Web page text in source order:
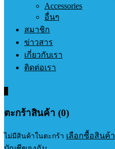
Accessories
อื่นๆ
สมาชิก
ข่าวสาร
เกี่ยวกับเรา
ติดต่อเรา
ตะกร้าสินค้า (0)
ไม่มีสินค้าในตะกร้า เลือกซื้อสินค้า